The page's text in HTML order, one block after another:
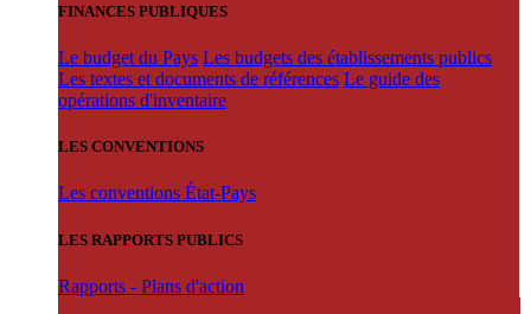
FINANCES PUBLIQUES
Le budget du Pays Les budgets des établissements publics
Les textes et documents de références Le guide des
opérations d'inventaire
LES CONVENTIONS
Les conventions État-Pays
LES RAPPORTS PUBLICS
Rapports - Plans d'action